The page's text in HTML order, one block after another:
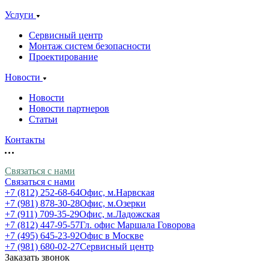
Услуги
Сервисный центр
Монтаж систем безопасности
Проектирование
Новости
Новости
Новости партнеров
Статьи
Контакты
Связаться с нами
Связаться с нами
+7 (812) 252-68-64Офис, м.Нарвская
+7 (981) 878-30-28Офис, м.Озерки
+7 (911) 709-35-29Офис, м.Ладожская
+7 (812) 447-95-57Гл. офис Маршала Говорова
+7 (495) 645-23-92Офис в Москве
+7 (981) 680-02-27Сервисный центр
Заказать звонок